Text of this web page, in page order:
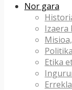
Nor gara
Izaera
Etika